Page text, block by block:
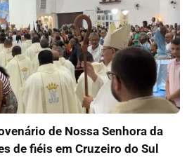
de Nossa Senhora da
de fiéis em Cruzeiro do Sul